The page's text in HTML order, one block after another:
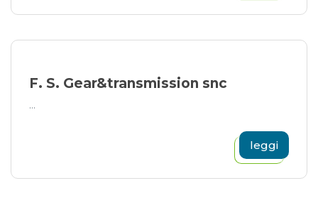
F. S. Gear&transmission snc
...
leggi